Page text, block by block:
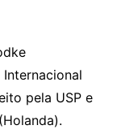
pela USP e